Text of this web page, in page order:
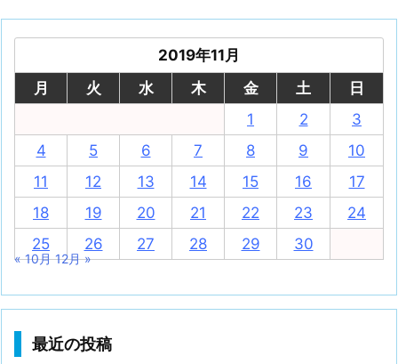
2019年11月
月
火 水 木 金 土
日
1
2
3
4
5 6 7 8 9
10
11
12 13 14 15 16
17
18
19 20 21 22 23
24
25
26 27 28 29 30
« 10月 12月 »
最近の投稿